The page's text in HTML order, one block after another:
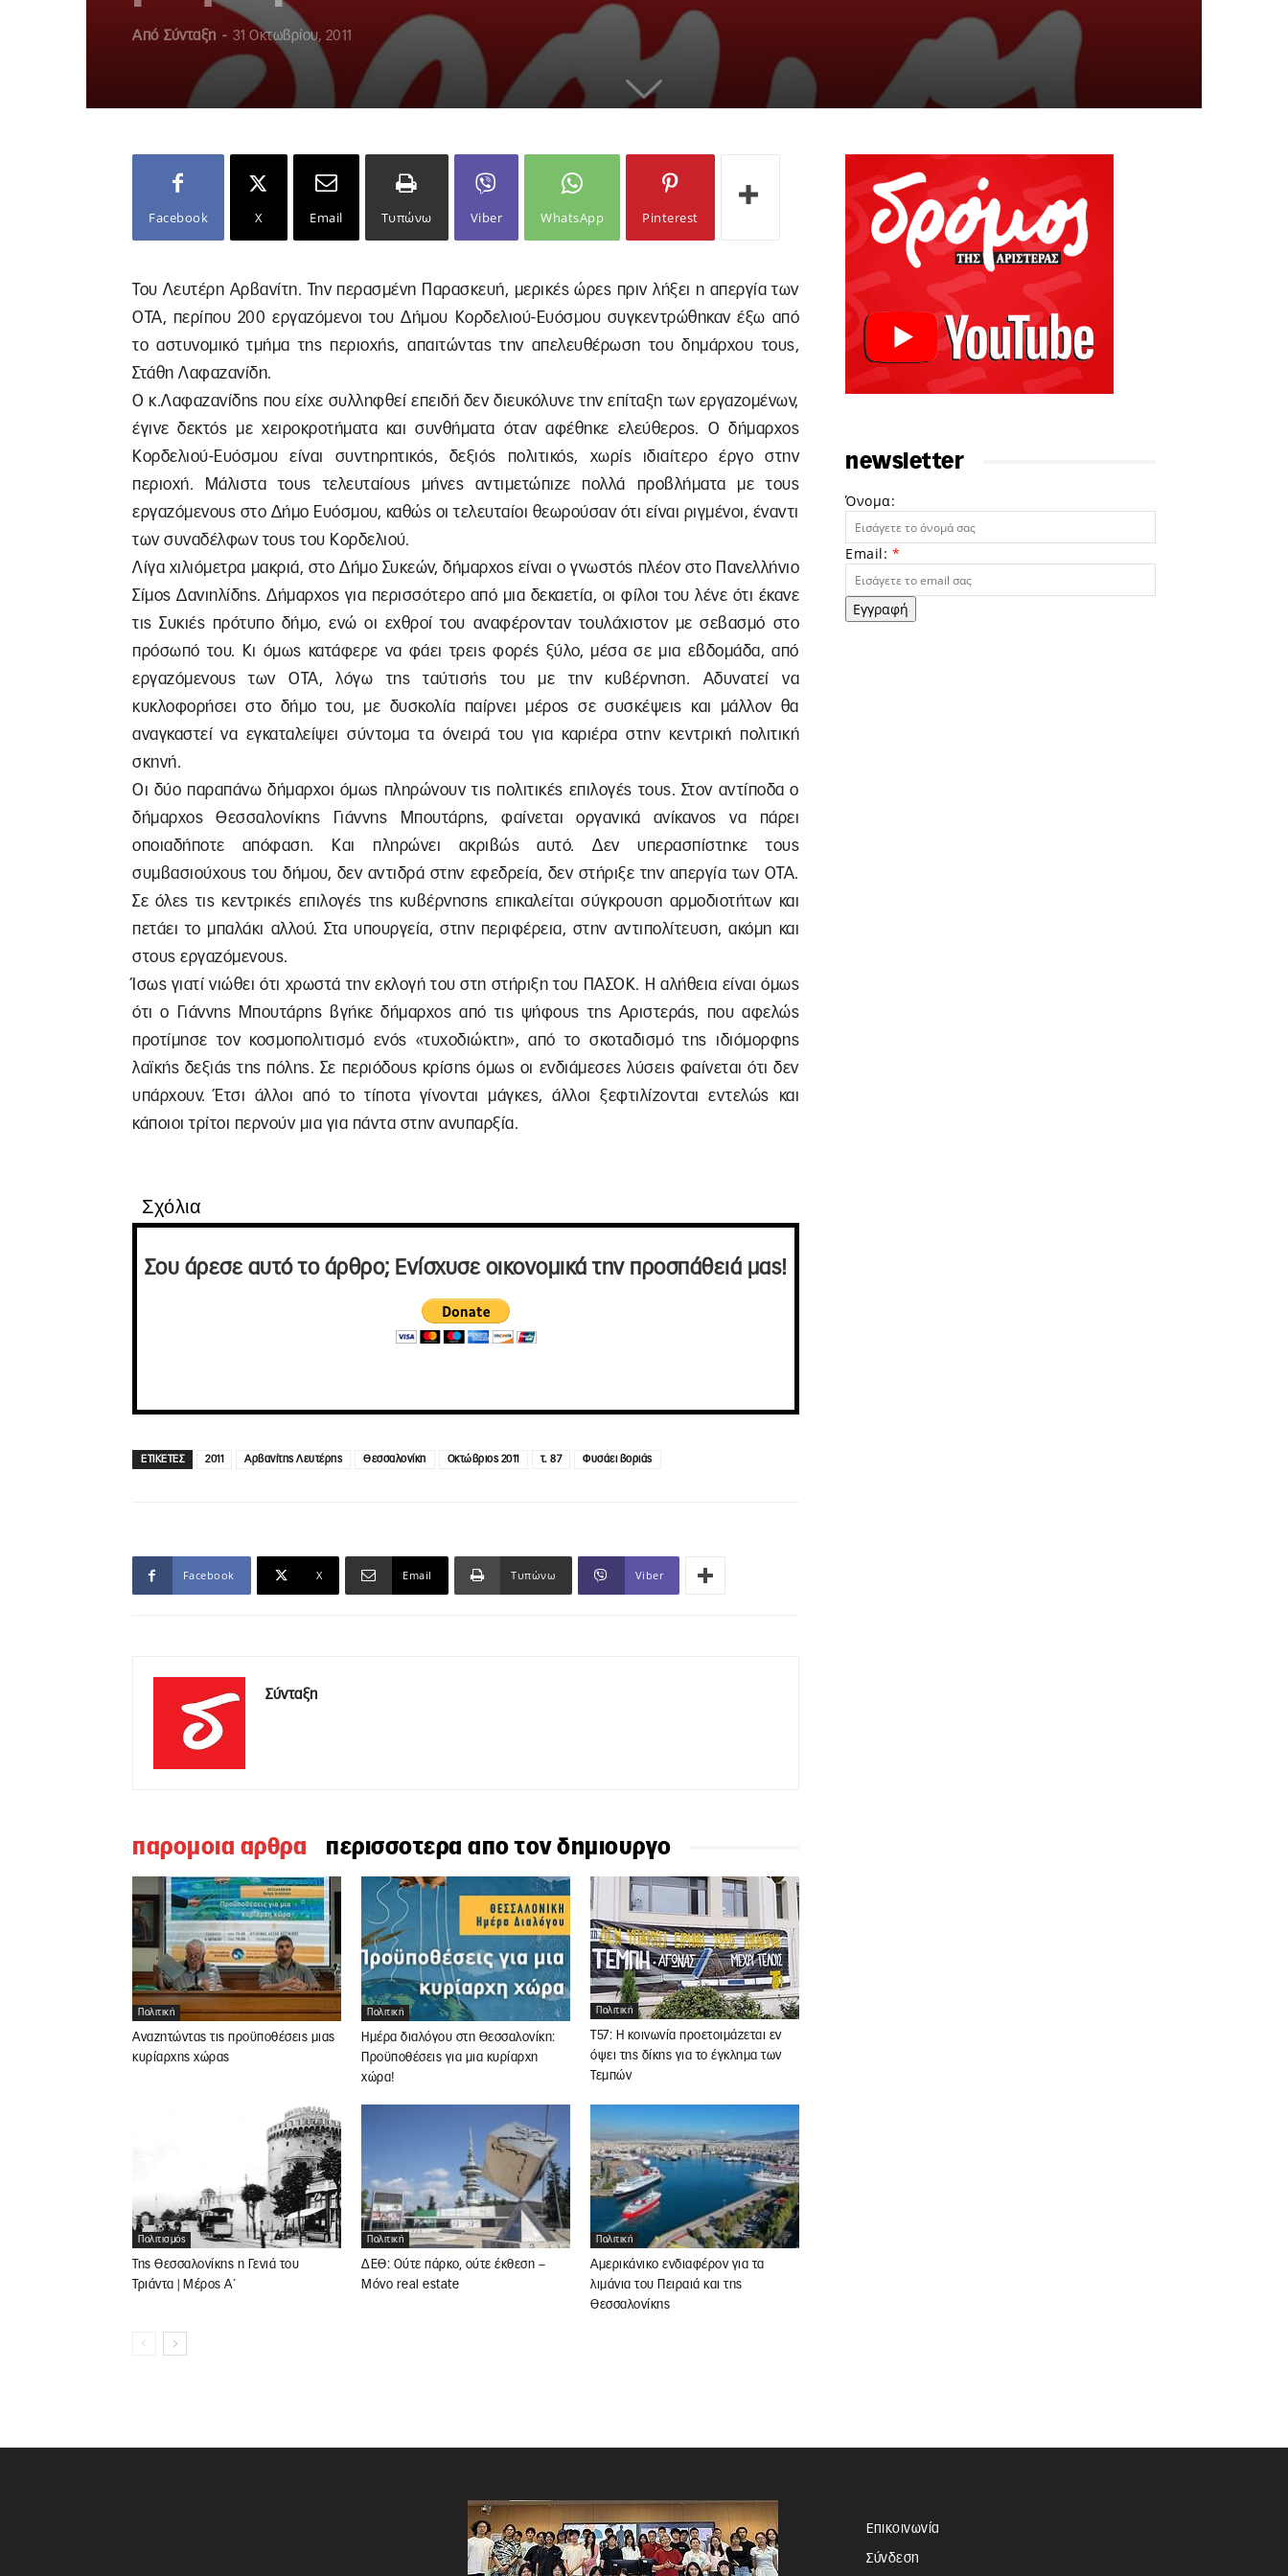
Από Σύνταξη - 31 Οκτωβρίου, 2011
Facebook X Email Τυπώνω Viber WhatsApp Pinterest
Του Λευτέρη Αρβανίτη. Την περασμένη Παρασκευή, μερικές ώρες πριν λήξει η απεργία των
ΟΤΑ, περίπου 200 εργαζόμενοι του Δήμου Κορδελιού-Ευόσμου συγκεντρώθηκαν έξω από
το αστυνομικό τμήμα της περιοχής, απαιτώντας την απελευθέρωση του δημάρχου τους,
Στάθη Λαφαζανίδη.
Ο κ.Λαφαζανίδης που είχε συλληφθεί επειδή δεν διευκόλυνε την επίταξη των εργαζομένων,
έγινε δεκτός με χειροκροτήματα και συνθήματα όταν αφέθηκε ελεύθερος. Ο δήμαρχος
Κορδελιού-Ευόσμου είναι συντηρητικός, δεξιός πολιτικός, χωρίς ιδιαίτερο έργο στην
περιοχή. Μάλιστα τους τελευταίους μήνες αντιμετώπιζε πολλά προβλήματα με τους
εργαζόμενους στο Δήμο Ευόσμου, καθώς οι τελευταίοι θεωρούσαν ότι είναι ριγμένοι, έναντι
των συναδέλφων τους του Κορδελιού.
Λίγα χιλιόμετρα μακριά, στο Δήμο Συκεών, δήμαρχος είναι ο γνωστός πλέον στο Πανελλήνιο
Σίμος Δανιηλίδης. Δήμαρχος για περισσότερο από μια δεκαετία, οι φίλοι του λένε ότι έκανε
τις Συκιές πρότυπο δήμο, ενώ οι εχθροί του αναφέρονταν τουλάχιστον με σεβασμό στο
πρόσωπό του. Κι όμως κατάφερε να φάει τρεις φορές ξύλο, μέσα σε μια εβδομάδα, από
εργαζόμενους των ΟΤΑ, λόγω της ταύτισής του με την κυβέρνηση. Αδυνατεί να
κυκλοφορήσει στο δήμο του, με δυσκολία παίρνει μέρος σε συσκέψεις και μάλλον θα
αναγκαστεί να εγκαταλείψει σύντομα τα όνειρά του για καριέρα στην κεντρική πολιτική
σκηνή.
Οι δύο παραπάνω δήμαρχοι όμως πληρώνουν τις πολιτικές επιλογές τους. Στον αντίποδα ο
δήμαρχος Θεσσαλονίκης Γιάννης Μπουτάρης, φαίνεται οργανικά ανίκανος να πάρει
οποιαδήποτε απόφαση. Και πληρώνει ακριβώς αυτό. Δεν υπερασπίστηκε τους
συμβασιούχους του δήμου, δεν αντιδρά στην εφεδρεία, δεν στήριξε την απεργία των ΟΤΑ.
Σε όλες τις κεντρικές επιλογές της κυβέρνησης επικαλείται σύγκρουση αρμοδιοτήτων και
πετάει το μπαλάκι αλλού. Στα υπουργεία, στην περιφέρεια, στην αντιπολίτευση, ακόμη και
στους εργαζόμενους.
Ίσως γιατί νιώθει ότι χρωστά την εκλογή του στη στήριξη του ΠΑΣΟΚ. Η αλήθεια είναι όμως
ότι ο Γιάννης Μπουτάρης βγήκε δήμαρχος από τις ψήφους της Αριστεράς, που αφελώς
προτίμησε τον κοσμοπολιτισμό ενός «τυχοδιώκτη», από το σκοταδισμό της ιδιόμορφης
λαϊκής δεξιάς της πόλης. Σε περιόδους κρίσης όμως οι ενδιάμεσες λύσεις φαίνεται ότι δεν
υπάρχουν. Έτσι άλλοι από το τίποτα γίνονται μάγκες, άλλοι ξεφτιλίζονται εντελώς και
κάποιοι τρίτοι περνούν μια για πάντα στην ανυπαρξία.
Σχόλια
Σου άρεσε αυτό το άρθρο; Ενίσχυσε οικονομικά την προσπάθειά μας!
ΕΤΙΚΕΤΕΣ 2011 Αρβανίτης Λευτέρης Θεσσαλονίκη Οκτώβριος 2011 τ. 87 Φυσάει βοριάς
Facebook X Email Τυπώνω Viber
Σύνταξη
παρομοια αρθρα περισσοτερα απο τον δημιουργο
Πολιτική
Αναζητώντας τις προϋποθέσεις μιας
κυρίαρχης χώρας
Πολιτική
Ημέρα διαλόγου στη Θεσσαλονίκη:
Προϋποθέσεις για μια κυρίαρχη
χώρα!
Πολιτική
Τ57: Η κοινωνία προετοιμάζεται εν
όψει της δίκης για το έγκλημα των
Τεμπών
Πολιτισμός
Της Θεσσαλονίκης η Γενιά του
Τριάντα | Μέρος Α΄
Πολιτική
ΔΕΘ: Ούτε πάρκο, ούτε έκθεση –
Μόνο real estate
Πολιτική
Αμερικάνικο ενδιαφέρον για τα
λιμάνια του Πειραιά και της
Θεσσαλονίκης
newsletter
Όνομα:
Email: *
Εγγραφή
Επικοινωνία
Σύνδεση